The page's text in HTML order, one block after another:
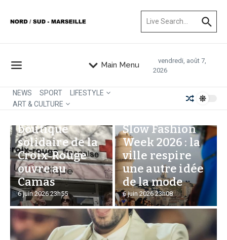
Main Menu
vendredi, août 7,
2026
NEWS SPORT
LIFESTYLE
ART & CULTURE
boutique
solidaire de la
Croix‑Rouge
ouvre au
Camas
6 juin 202623h55
Slow Fashion
Week 2026 : la
ville respire
une autre idée
de la mode
6 juin 202623h08